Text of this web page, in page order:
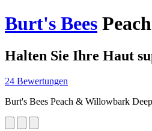
Burt's Bees
Halten Sie Ihre Haut
24 Bewertungen
Burt's Bees Peach & Willowbark